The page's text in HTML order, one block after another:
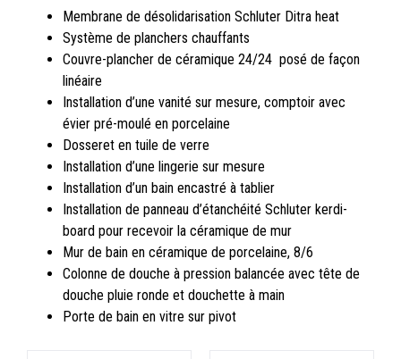
Membrane de désolidarisation Schluter Ditra heat
Système de planchers chauffants
Couvre-plancher de céramique 24/24 posé de façon
linéaire
Installation d’une vanité sur mesure, comptoir avec
évier pré-moulé en porcelaine
Dosseret en tuile de verre
Installation d’une lingerie sur mesure
Installation d’un bain encastré à tablier
Installation de panneau d’étanchéité Schluter kerdi-
board pour recevoir la céramique de mur
Mur de bain en céramique de porcelaine, 8/6
Colonne de douche à pression balancée avec tête de
douche pluie ronde et douchette à main
Porte de bain en vitre sur pivot